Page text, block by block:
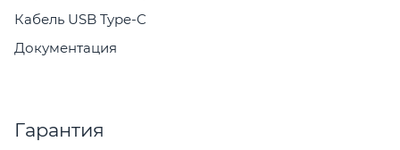
Кабель USB Type-C
Документация
Гарантия